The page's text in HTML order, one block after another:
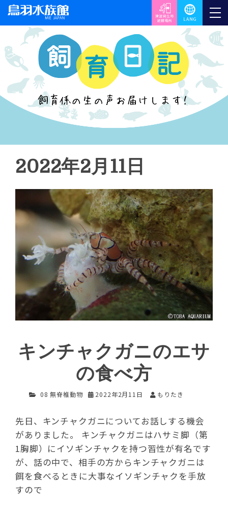
2022年2月11日
キンチャクガニのエサ
の食べ方
08 無脊椎動物 2022年2月11日 もりたき
先日、キンチャクガニについてお話しする機会
がありました。 キンチャクガニはハサミ脚（第
1胸脚）にイソギンチャクを持つ習性が有名です
が、話の中で、相手の方からキンチャクガニは
餌を食べるときに大事なイソギンチャクを手放
すので